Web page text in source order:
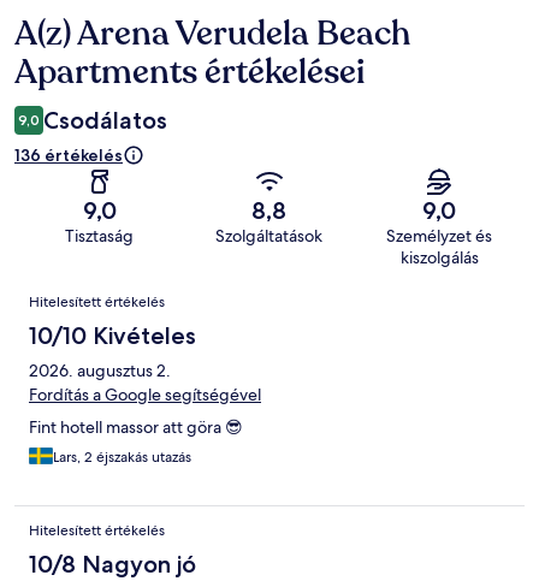
Értékelések
A(z) Arena Verudela Beach
Apartments értékelései
9,0 Csodálatos
136 értékelés
9,0
Tisztaság
8,8
Szolgáltatások
9,0
Személyzet és
kiszolgálás
Értékelések
Hitelesített értékelés
10/10 Kivételes
2026. augusztus 2.
Fordítás a Google segítségével
Fint hotell massor att göra 😎
Lars, 2 éjszakás utazás
Hitelesített értékelés
10/8 Nagyon jó